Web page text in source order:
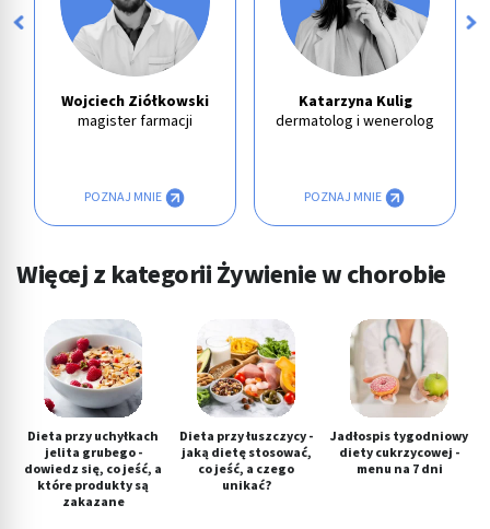
Wojciech Ziółkowski
magister farmacji
POZNAJ MNIE
Katarzyna Kulig
dermatolog i wenerolog
POZNAJ MNIE
Więcej z kategorii Żywienie w chorobie
Dieta przy uchyłkach
jelita grubego -
dowiedz się, co jeść, a
które produkty są
zakazane
Dieta przy łuszczycy -
jaką dietę stosować,
co jeść, a czego
unikać?
Jadłospis tygodniowy
diety cukrzycowej -
menu na 7 dni